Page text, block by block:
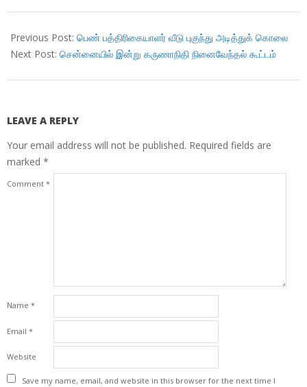
08-
30
Previous Post: பெண் பத்திரிகையாளர் வீடு புகுந்து அடித்துக் கொலை
Next Post: சென்னையில் இன்று கருணாநிதி நினைவேந்தல் கூட்டம்
LEAVE A REPLY
Your email address will not be published. Required fields are
marked *
Comment *
Name *
Email *
Website
Save my name, email, and website in this browser for the next time I